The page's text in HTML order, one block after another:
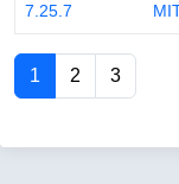
7.25.7
1 2 3